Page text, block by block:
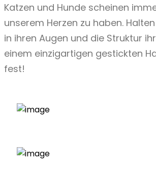
Katzen und Hunde scheinen
unserem Herzen zu haben.
in ihren Augen und die Struktur
einem einzigartigen gestickten
fest!